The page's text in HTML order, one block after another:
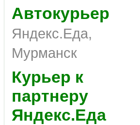
Автокурьер
Яндекс.Еда,
Мурманск
Курьер к
партнеру
Яндекс.Еда